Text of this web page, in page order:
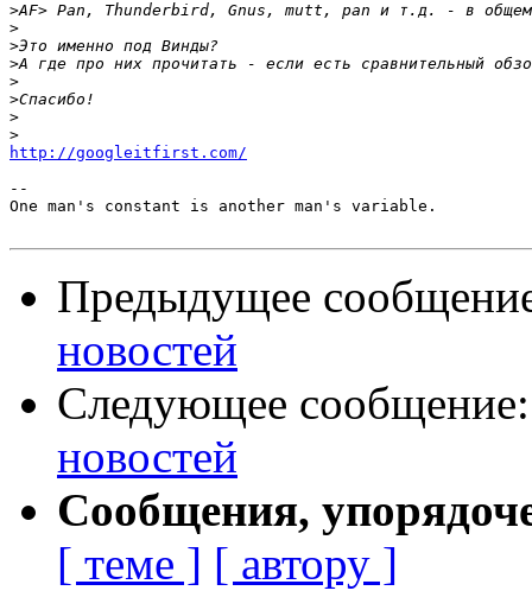
>
>
>
>
>
>
>
>
http://googleitfirst.com/
--
One man's constant is another man's variable.
Предыдущее
новостей
Следующее
новостей
Сообщения,
[ теме ] [ автору ]